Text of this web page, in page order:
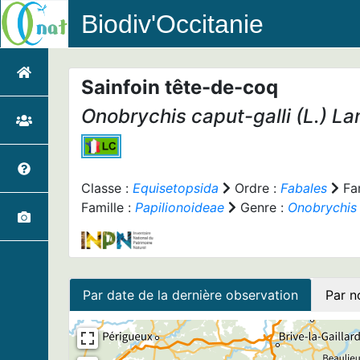
Biodiv'Occitanie
Sainfoin tête-de-coq
Onobrychis caput-galli(L.)
Classe : Equisetopsida Ordre : Fabales
Famille : Papilionoideae Genre : Onobrychis
Par date de la dernière observation Par